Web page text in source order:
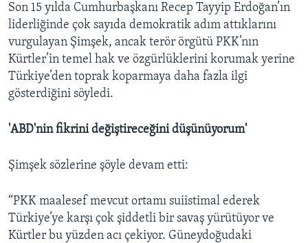
Son 15 yılda Cumhurbaşkanı Recep Tayyip Erdoğan’ın
liderliğinde çok sayıda demokratik adım attıklarını
vurgulayan Şimşek, ancak terör örgütü PKK’nın
Kürtler’in temel hak ve özgürlüklerini korumak yerine
Türkiye’den toprak koparmaya daha fazla ilgi
gösterdiğini söyledi.
'ABD'nin fikrini değiştireceğini düşünüyorum'
Şimşek sözlerine şöyle devam etti:
“PKK maalesef mevcut ortamı suiistimal ederek
Türkiye’ye karşı çok şiddetli bir savaş yürütüyor ve
Kürtler bu yüzden acı çekiyor. Güneydoğudaki